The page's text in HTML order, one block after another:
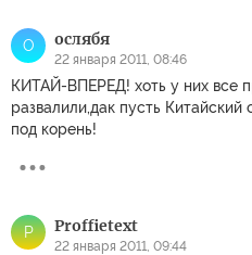
О ослябя
22 января 2011, 08:46
КИТАЙ-ВПЕРЕД! хоть у них все
развалили,дак пусть Китайский
под корень!
P Proffietext
22 января 2011, 09:44